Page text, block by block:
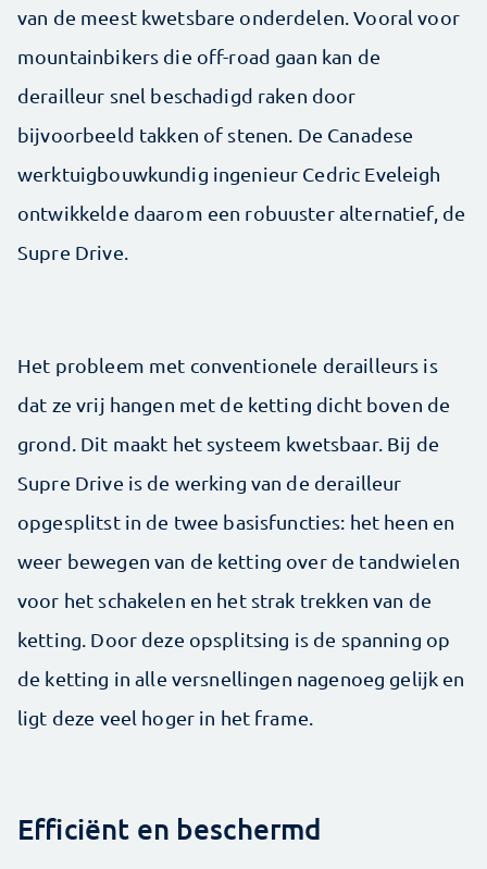
van de meest kwetsbare onderdelen. Vooral voor
mountainbikers die off-road gaan kan de
derailleur snel beschadigd raken door
bijvoorbeeld takken of stenen. De Canadese
werktuigbouwkundig ingenieur Cedric Eveleigh
ontwikkelde daarom een robuuster alternatief, de
Supre Drive.
Het probleem met conventionele derailleurs is
dat ze vrij hangen met de ketting dicht boven de
grond. Dit maakt het systeem kwetsbaar. Bij de
Supre Drive is de werking van de derailleur
opgesplitst in de twee basisfuncties: het heen en
weer bewegen van de ketting over de tandwielen
voor het schakelen en het strak trekken van de
ketting. Door deze opsplitsing is de spanning op
de ketting in alle versnellingen nagenoeg gelijk en
ligt deze veel hoger in het frame.
Efficiënt en beschermd